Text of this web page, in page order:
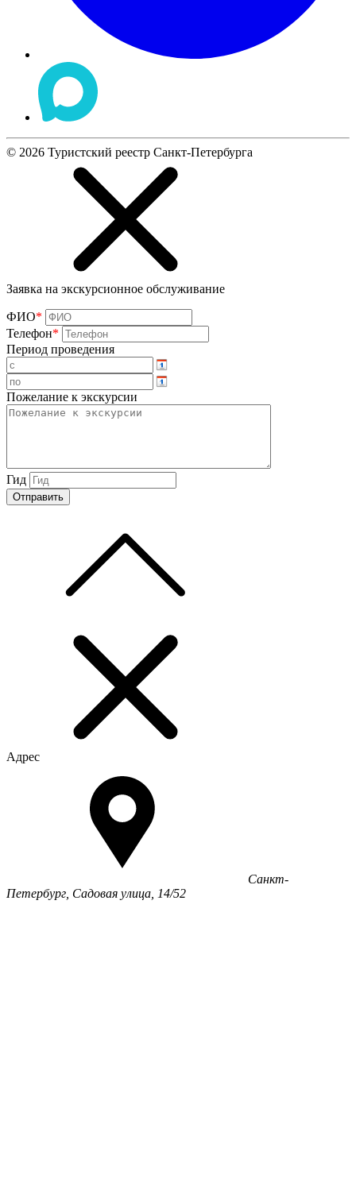
© 2026 Туристский реестр Санкт-Петербурга
Заявка на экскурсионное обслуживание
ФИО*
Телефон*
Период проведения
Пожелание к экскурсии
Гид
Адрес
Санкт-
Петербург, Садовая улица, 14/52